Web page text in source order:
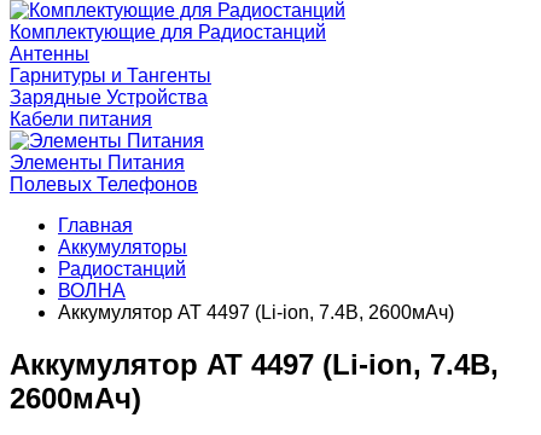
Комплектующие для Радиостанций
Антенны
Гарнитуры и Тангенты
Зарядные Устройства
Кабели питания
Элементы Питания
Полевых Телефонов
Главная
Аккумуляторы
Радиостанций
ВОЛНА
Аккумулятор AT 4497 (Li-ion, 7.4В, 2600мАч)
Аккумулятор AT 4497 (Li-ion, 7.4В,
2600мАч)